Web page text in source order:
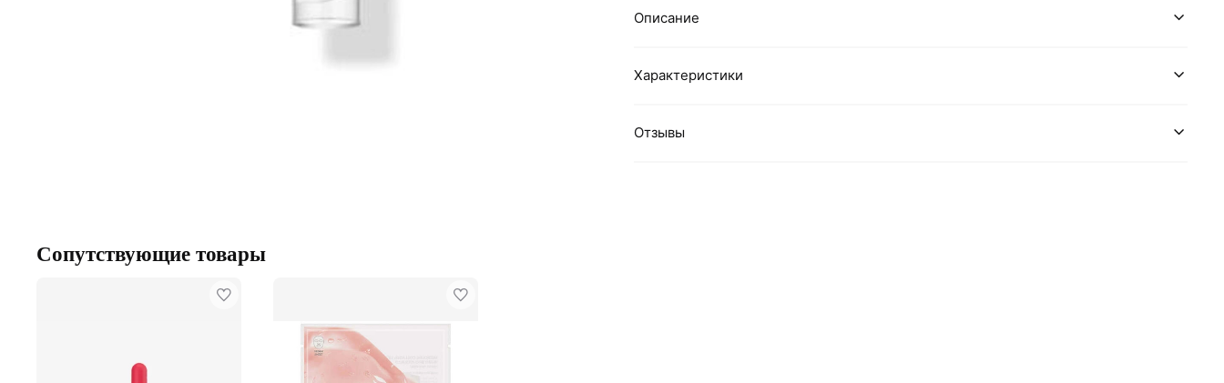
Описание
Характеристики
Отзывы
Сопутствующие товары